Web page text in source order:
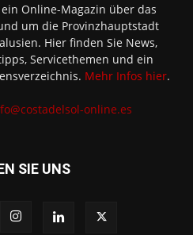
Online-Magazin über das
um die Provinzhauptstadt
Hier finden Sie News,
Servicethemen und ein
Mehr Infos hier.
online.es
SIE UNS